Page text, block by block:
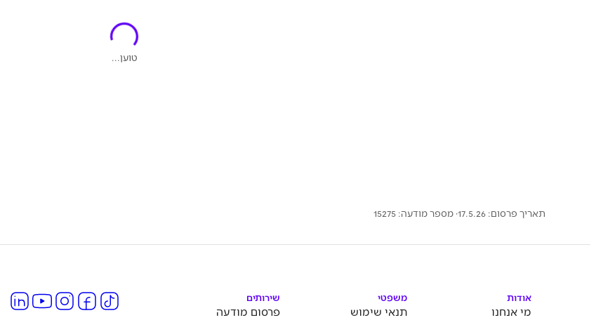
טוען...
תאריך פרסום: 17.5.26 · מספר מודעה: 15275
אודות
מי אנחנו
משפטי
תנאי שימוש
שירותים
פרסום מודעה